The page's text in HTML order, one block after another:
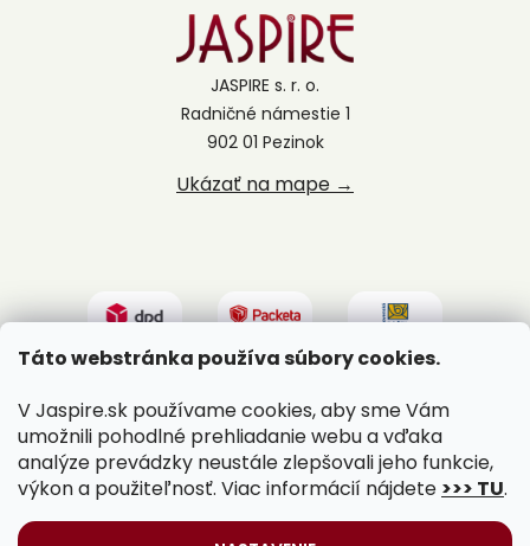
Táto webstránka používa súbory cookies.
V Jaspire.sk používame cookies, aby sme Vám
umožnili pohodlné prehliadanie webu a vďaka
analýze prevádzky neustále zlepšovali jeho funkcie,
výkon a použiteľnosť. Viac informácií nájdete >>> TU.
JASPIRE s. r. o.
Radničné námestie 1
902 01 Pezinok
Ukázať na mape →